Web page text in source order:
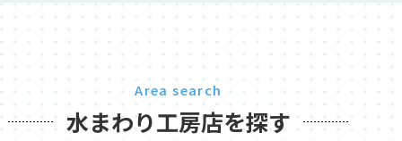
Area search
水まわり工房店を探す